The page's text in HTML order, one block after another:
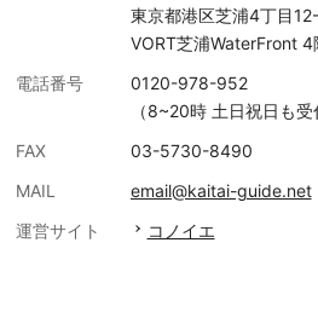
東京都港区芝浦4丁目
VORT芝浦WaterFront 4
電話番号
0120-978-952
（8~20時 土日祝日も受
FAX
03-5730-8490
MAIL
email@kaitai-guide.net
運営サイト
コノイエ